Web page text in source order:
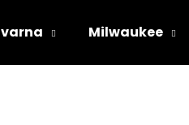
Milwaukee